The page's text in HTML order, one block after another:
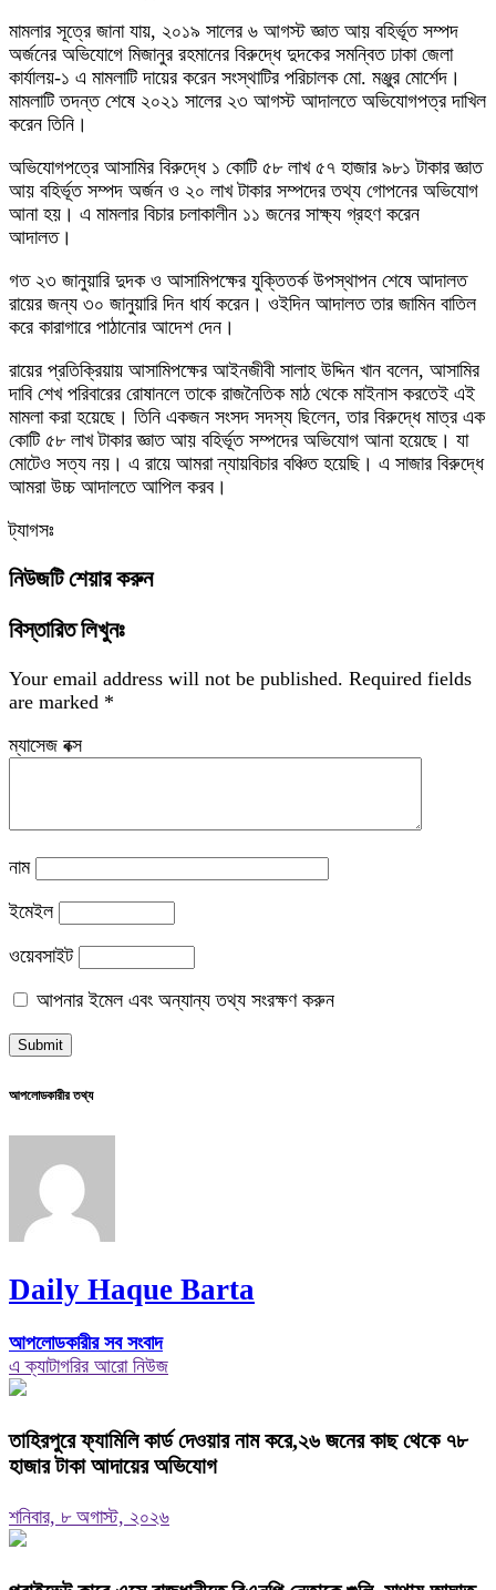
মামলার সূত্রে জানা যায়, ২০১৯ সালের ৬ আগস্ট জ্ঞাত আয় বহির্ভূত সম্পদ
অর্জনের অভিযোগে মিজানুর রহমানের বিরুদ্ধে দুদকের সমন্বিত ঢাকা জেলা
কার্যালয়-১ এ মামলাটি দায়ের করেন সংস্থাটির পরিচালক মো. মঞ্জুর মোর্শেদ।
মামলাটি তদন্ত শেষে ২০২১ সালের ২৩ আগস্ট আদালতে অভিযোগপত্র দাখিল
করেন তিনি।
অভিযোগপত্রে আসামির বিরুদ্ধে ১ কোটি ৫৮ লাখ ৫৭ হাজার ৯৮১ টাকার জ্ঞাত
আয় বহির্ভূত সম্পদ অর্জন ও ২০ লাখ টাকার সম্পদের তথ্য গোপনের অভিযোগ
আনা হয়। এ মামলার বিচার চলাকালীন ১১ জনের সাক্ষ্য গ্রহণ করেন
আদালত।
গত ২৩ জানুয়ারি দুদক ও আসামিপক্ষের যুক্তিতর্ক উপস্থাপন শেষে আদালত
রায়ের জন্য ৩০ জানুয়ারি দিন ধার্য করেন। ওইদিন আদালত তার জামিন বাতিল
করে কারাগারে পাঠানোর আদেশ দেন।
রায়ের প্রতিক্রিয়ায় আসামিপক্ষের আইনজীবী সালাহ উদ্দিন খান বলেন, আসামির
দাবি শেখ পরিবারের রোষানলে তাকে রাজনৈতিক মাঠ থেকে মাইনাস করতেই এই
মামলা করা হয়েছে। তিনি একজন সংসদ সদস্য ছিলেন, তার বিরুদ্ধে মাত্র এক
কোটি ৫৮ লাখ টাকার জ্ঞাত আয় বহির্ভূত সম্পদের অভিযোগ আনা হয়েছে। যা
মোটেও সত্য নয়। এ রায়ে আমরা ন্যায়বিচার বঞ্চিত হয়েছি। এ সাজার বিরুদ্ধে
আমরা উচ্চ আদালতে আপিল করব।
ট্যাগসঃ
নিউজটি শেয়ার করুন
বিস্তারিত লিখুনঃ
Your email address will not be published. Required fields
are marked *
ম্যাসেজ বক্স
নাম
ইমেইল
ওয়েবসাইট
আপনার ইমেল এবং অন্যান্য তথ্য সংরক্ষণ করুন
আপলোডকারীর তথ্য
Daily Haque Barta
আপলোডকারীর সব সংবাদ
এ ক্যাটাগরির আরো নিউজ
তাহিরপুরে ফ্যামিলি কার্ড দেওয়ার নাম করে,২৬ জনের কাছ থেকে ৭৮
হাজার টাকা আদায়ের অভিযোগ
শনিবার, ৮ অগাস্ট, ২০২৬